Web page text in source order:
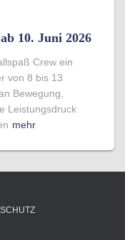
10. Juni 2026
Crew ein
von 8 bis 13
Bewegung,
Leistungsdruck
mehr